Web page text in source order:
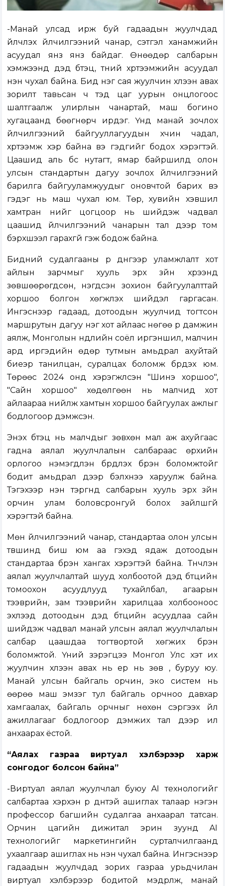
-Манай улсад ирж буй гадаадын жуулчдад
үйлчлэх үйлчилгээний чанар, сэтгэл ханамжийн
асуудал янз янз байдаг. Өнөөдөр салбарын
хэмжээнд дэд бүтэц, түүний хүртээмжийн асуудал
нэн чухал байна. Бид нэг сая жуулчин хүлээн авах
зорилт тавьсан ч тэд цаг уурын онцлогоос
шалтгаалж улирлын чанартай, маш богино
хугацаанд бөөгнөрч ирдэг. Үүнд манай зочлох
үйлчилгээний байгууллагуудын хүчин чадал,
хүртээмж хэр байна вэ гэдгийг бодох хэрэгтэй.
Цаашид аль бүс нутагт, ямар байршилд олон
улсын стандартын дагуу зочлох үйлчилгээний
барилга байгууламжуудыг оновчтой барих вэ
гэдэг нь маш чухал юм. Төр, хувийн хэвшил
хамтран үүнийг цогцоор нь шийдэж чадвал
цаашид үйлчилгээний чанарын тал дээр том
бэрхшээл гарахгүй гэж бодож байна.
Бидний судалгааны үр дүнгээр уламжлалт хот
айлын зарчмыг хууль эрх зүйн хүрээнд
зөвшөөрөгдсөн, нэгдсэн зохион байгуулалттай
хоршоо болгон хөгжүүлэх шийдэл гаргасан.
Ингэснээр гадаад, дотоодын жуулчид тогтсон
маршрутын дагуу нэг хот айлаас нөгөө рүү дамжин
аялж, Монголын нүүдлийн соёл иргэншил, малчин
ард иргэдийн өдөр тутмын амьдрал ахуйтай
биеэр танилцан, суралцах боломж бүрдэх юм.
Төрөөс 2024 онд хэрэгжүүлсэн "Шинэ хоршоо",
"Сайн хоршоо" хөдөлгөөн нь малчид хот
айлаараа нийлж хамтын хоршоо байгуулах ажлыг
бодлогоор дэмжсэн.
Энэхүү бүтэц нь малчдыг зөвхөн мал аж ахуйгаас
гадна аялал жуулчлалын салбараас өрхийн
орлогоо нэмэгдүүлэн бүрдүүлэх бүрэн боломжтойг
бодит амьдрал дээр бэлхнээ харуулж байна.
Тэгэхээр нэн тэргүүнд салбарын хууль эрх зүйн
орчин улам боловсронгуй болох зайлшгүй
хэрэгтэй байна.
Мөн үйлчилгээний чанар, стандартаа олон улсын
түвшинд биш юм аа гэхэд ядаж дотоодын
стандартаа бүрэн хангах хэрэгтэй байна. Түүнчлэн
аялал жуулчлалтай шууд холбоотой дэд бүтцийн
томоохон асуудлууд тухайлбал, агаарын
тээврийн, зам тээврийн харилцаа холбооноос
эхлээд дотоодын дэд бүтцийн асуудлаа сайн
шийдэж чадвал манай улсын аялал жуулчлалын
салбар цаашдаа тогтвортой хөгжих бүрэн
боломжтой. Үүний зэрэгцээ Монгол Улс хэт их
жуулчин хүлээн авах нь ер нь зөв үү, буруу юу.
Манай улсын байгаль орчин, эко систем нь
өөрөө маш эмзэг тул байгаль орчноо давхар
хамгаалах, байгаль орчныг нөхөн сэргээх үйл
ажиллагааг бодлогоор дэмжих тал дээр илүү
анхаарах ёстой.
“Аялах газраа виртуал хэлбэрээр харж
сонгодог болсон байна”
-Виртуал аялал жуулчлал буюу AI технологийг
салбартаа хэрхэн үр дүнтэй ашиглах талаар нэгэн
профессор багшийн судалгаа анхаарал татсан.
Орчин цагийн дижитал эрин зуунд AI
технологийг маркетингийн сурталчилгаанд
ухаалгаар ашиглах нь нэн чухал байна. Ингэснээр
гадаадын жуулчдад зорих газраа урьдчилан
виртуал хэлбэрээр бодитой мэдрүүлж, манай